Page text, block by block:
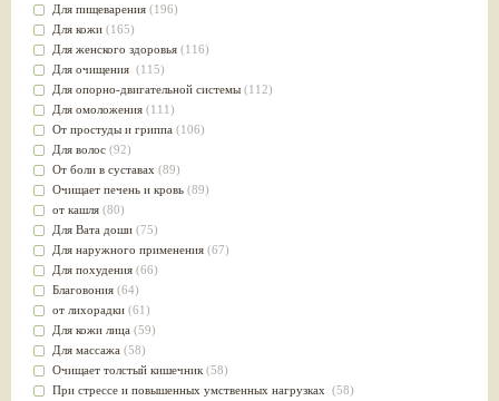
Для пищеварения (196)
Для кожи (165)
Для женского здоровья (116)
Для очищения (115)
Для опорно-двигательной системы (112)
Для омоложения (111)
От простуды и гриппа (106)
Для волос (92)
От боли в суставах (89)
Очищает печень и кровь (89)
от кашля (80)
Для Вата доши (75)
Для наружного применения (67)
Для похудения (66)
Благовония (64)
от лихорадки (61)
Для кожи лица (59)
Для массажа (58)
Очищает толстый кишечник (58)
При стрессе и повышенных умственных нагрузках (58)